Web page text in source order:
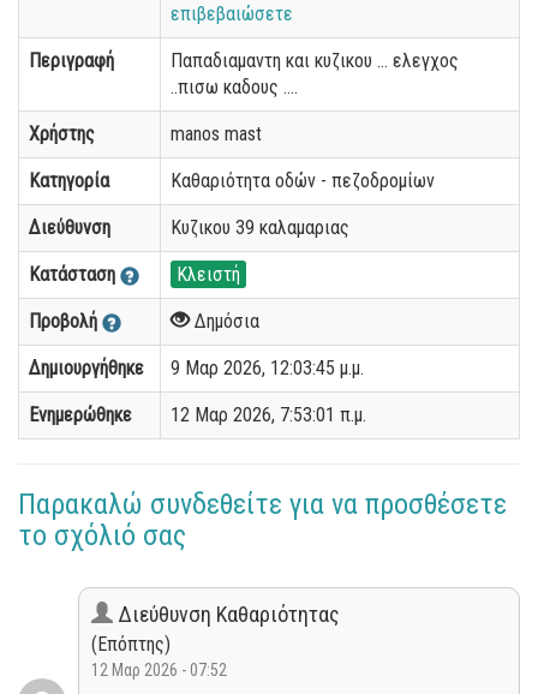
επιβεβαιώσετε
Περιγραφή
Παπαδιαμαντη και κυζικου ... ελεγχος
..πισω καδους ....
Χρήστης manos mast
Κατηγορία Καθαριότητα οδών - πεζοδρομίων
Διεύθυνση Κυζικου 39 καλαμαριας
Κατάσταση Κλειστή
Προβολή Δημόσια
Δημιουργήθηκε 9 Μαρ 2026, 12:03:45 μ.μ.
Ενημερώθηκε 12 Μαρ 2026, 7:53:01 π.μ.
Παρακαλώ συνδεθείτε για να προσθέσετε
το σχόλιό σας
Διεύθυνση Καθαριότητας
(Επόπτης)
12 Μαρ 2026 - 07:52